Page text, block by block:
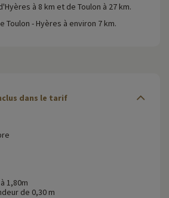
à 8 km et de Toulon à 27 km.
Toulon - Hyères à environ 7 km.
dans le tarif
1,80m
de 0,30 m